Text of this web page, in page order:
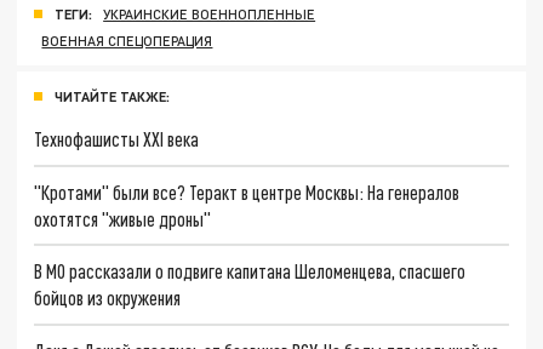
ТЕГИ:
УКРАИНСКИЕ ВОЕННОПЛЕННЫЕ
ВОЕННАЯ СПЕЦОПЕРАЦИЯ
ЧИТАЙТЕ ТАКЖЕ:
Технофашисты XXI века
"Кротами" были все? Теракт в центре Москвы: На генералов
охотятся "живые дроны"
В МО рассказали о подвиге капитана Шеломенцева, спасшего
бойцов из окружения